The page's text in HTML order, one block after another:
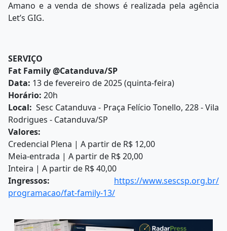
Amano e a venda de shows é realizada pela agência
Let’s GIG.
SERVIÇO
Fat Family @Catanduva/SP
Data: 13 de fevereiro de 2025 (quinta-feira)
Horário: 20h
Local: Sesc Catanduva - Praça Felício Tonello, 228 - Vila
Rodrigues - Catanduva/SP
Valores:
Credencial Plena | A partir de R$ 12,00
Meia-entrada | A partir de R$ 20,00
Inteira | A partir de R$ 40,00
Ingressos: https://www.sescsp.org.br/
programacao/fat-family-13/